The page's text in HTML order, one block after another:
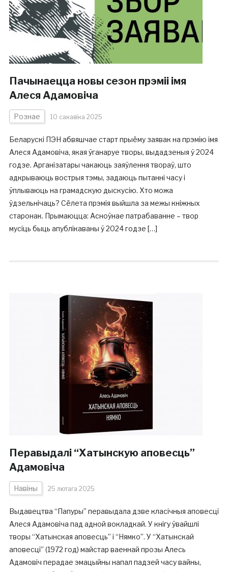
Пачынаецца новы сезон прэміі імя
Алеся Адамовіча
Рознае 10 сакавіка 2025
Беларускі ПЭН абвяшчае старт прыёму заявак на прэмію імя
Алеся Адамовіча, якая ўганаруе творы, выдадзеныя ў 2024
годзе. Арганізатары чакаюць заяўлення твораў, што
адкрываюць вострыя тэмы, задаюць пытанні часу і
ўплываюць на грамадскую дыскусію. Хто можа
ўдзельнічаць? Сёлета прэмія выйшла за межы кніжных
старонак. Прымаюцца: Асноўнае патрабаванне – твор
мусіць быць апублікаваны ў 2024 годзе […]
Перавыдалі “Хатынскую аповесць”
Адамовіча
Навіны 25 лютага 2025
Выдавецтва “Папуры” перавыдала дзве класічныя аповесці
Алеся Адамовіча пад адной вокладкай. У кнігу ўвайшлі
творы “Хатынская аповесць” і “Нямко”. У “Хатынскай
аповесці” (1972 год) майстар ваеннай прозы Алесь
Адамовіч перадае эмацыйны напал падзей часу вайны,